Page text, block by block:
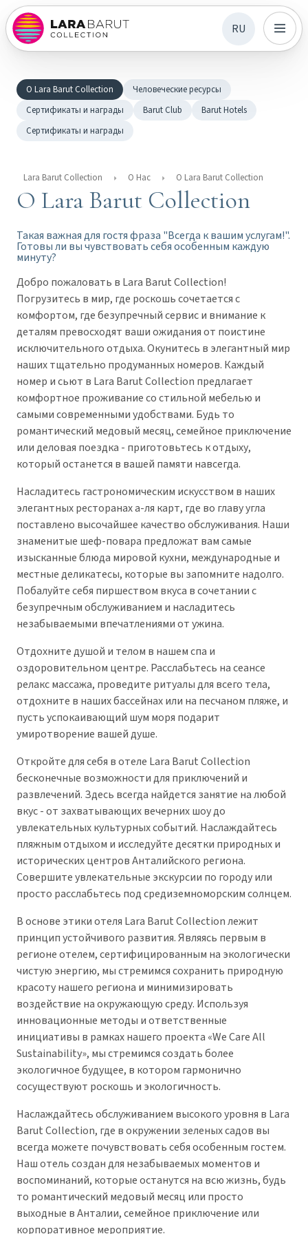
RU
О Lara Barut Collection
Человеческие ресурсы
Сертификаты и награды
Barut Club
Barut Hotels
Сертификаты и награды
Lara Barut Collection О Нас О Lara Barut Collection
О Lara Barut Collection
Такая важная для гостя фраза "Всегда к вашим услугам!".
Готовы ли вы чувствовать себя особенным каждую
минуту?
Добро пожаловать в Lara Barut Collection!
Погрузитесь в мир, где роскошь сочетается с
комфортом, где безупречный сервис и внимание к
деталям превосходят ваши ожидания от поистине
исключительного отдыха. Окунитесь в элегантный мир
наших тщательно продуманных номеров. Каждый
номер и сьют в Lara Barut Collection предлагает
комфортное проживание со стильной мебелью и
самыми современными удобствами. Будь то
романтический медовый месяц, семейное приключение
или деловая поездка - приготовьтесь к отдыху,
который останется в вашей памяти навсегда.
Насладитесь гастрономическим искусством в наших
элегантных ресторанах а-ля карт, где во главу угла
поставлено высочайшее качество обслуживания. Наши
знаменитые шеф-повара предложат вам самые
изысканные блюда мировой кухни, международные и
местные деликатесы, которые вы запомните надолго.
Побалуйте себя пиршеством вкуса в сочетании с
безупречным обслуживанием и насладитесь
незабываемыми впечатлениями от ужина.
Отдохните душой и телом в нашем спа и
оздоровительном центре. Расслабьтесь на сеансе
релакс массажа, проведите ритуалы для всего тела,
отдохните в наших бассейнах или на песчаном пляже, и
пусть успокаивающий шум моря подарит
умиротворение вашей душе.
Откройте для себя в отеле Lara Barut Collection
бесконечные возможности для приключений и
развлечений. Здесь всегда найдется занятие на любой
вкус - от захватывающих вечерних шоу до
увлекательных культурных событий. Наслаждайтесь
пляжным отдыхом и исследуйте десятки природных и
исторических центров Анталийского региона.
Совершите увлекательные экскурсии по городу или
просто расслабьтесь под средиземноморским солнцем.
В основе этики отеля Lara Barut Collection лежит
принцип устойчивого развития. Являясь первым в
регионе отелем, сертифицированным на экологически
чистую энергию, мы стремимся сохранить природную
красоту нашего региона и минимизировать
воздействие на окружающую среду. Используя
инновационные методы и ответственные
инициативы в рамках нашего проекта «We Care All
Sustainability», мы стремимся создать более
экологичное будущее, в котором гармонично
сосуществуют роскошь и экологичность.
Наслаждайтесь обслуживанием высокого уровня в Lara
Barut Collection, где в окружении зеленых садов вы
всегда можете почувствовать себя особенным гостем.
Наш отель создан для незабываемых моментов и
воспоминаний, которые останутся на всю жизнь, будь
то романтический медовый месяц или просто
выходные в Анталии, семейное приключение или
корпоративное мероприятие.